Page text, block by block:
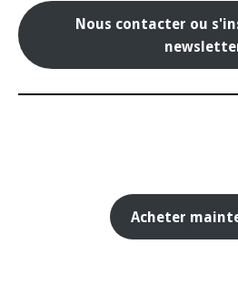
Nous contacter ou
Acheter